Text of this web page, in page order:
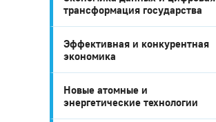
КСО
Дума
+7 (34141) 21-300
трансформация государства
Эффективная и конкурентная
экономика
Новые атомные и
энергетические технологии